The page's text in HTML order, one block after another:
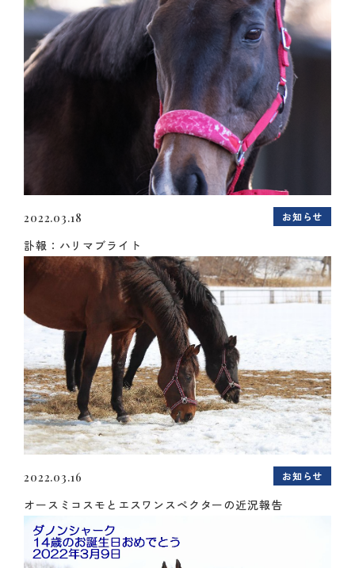
2022.03.18 お知らせ
訃報：ハリマブライト
2022.03.16 お知らせ
オースミコスモとエスワンスペクターの近況報告